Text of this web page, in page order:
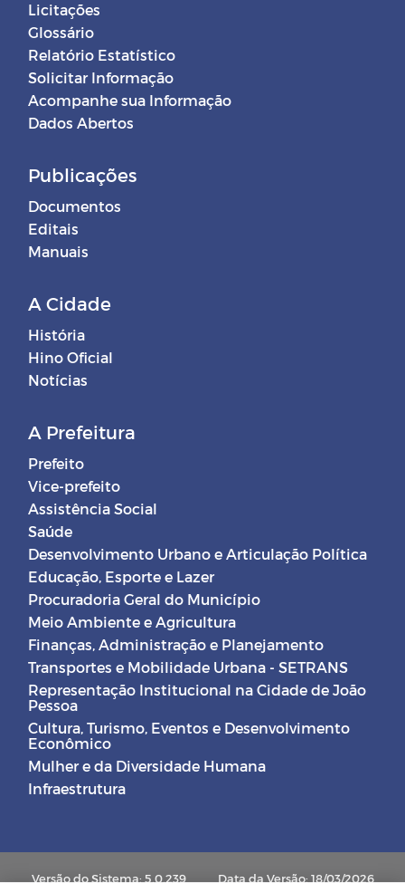
Licitações
Glossário
Relatório Estatístico
Solicitar Informação
Acompanhe sua Informação
Dados Abertos
Publicações
Documentos
Editais
Manuais
A Cidade
História
Hino Oficial
Notícias
A Prefeitura
Prefeito
Vice-prefeito
Assistência Social
Saúde
Desenvolvimento Urbano e Articulação Política
Educação, Esporte e Lazer
Procuradoria Geral do Município
Meio Ambiente e Agricultura
Finanças, Administração e Planejamento
Transportes e Mobilidade Urbana - SETRANS
Representação Institucional na Cidade de João
Pessoa
Cultura, Turismo, Eventos e Desenvolvimento
Econômico
Mulher e da Diversidade Humana
Infraestrutura
Versão do Sistema: 5.0.239 Data da Versão: 18/03/2026